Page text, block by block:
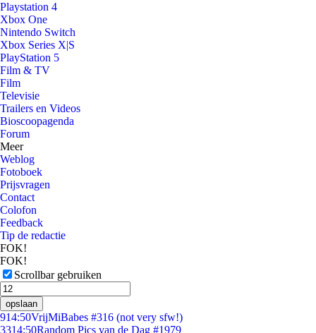
Playstation 4
Xbox One
Nintendo Switch
Xbox Series X|S
PlayStation 5
Film & TV
Film
Televisie
Trailers en Videos
Bioscoopagenda
Forum
Meer
Weblog
Fotoboek
Prijsvragen
Contact
Colofon
Feedback
Tip de redactie
FOK!
FOK!
Scrollbar gebruiken
opslaan
914:50VrijMiBabes #316 (not very sfw!)
3314:50Random Pics van de Dag #1979